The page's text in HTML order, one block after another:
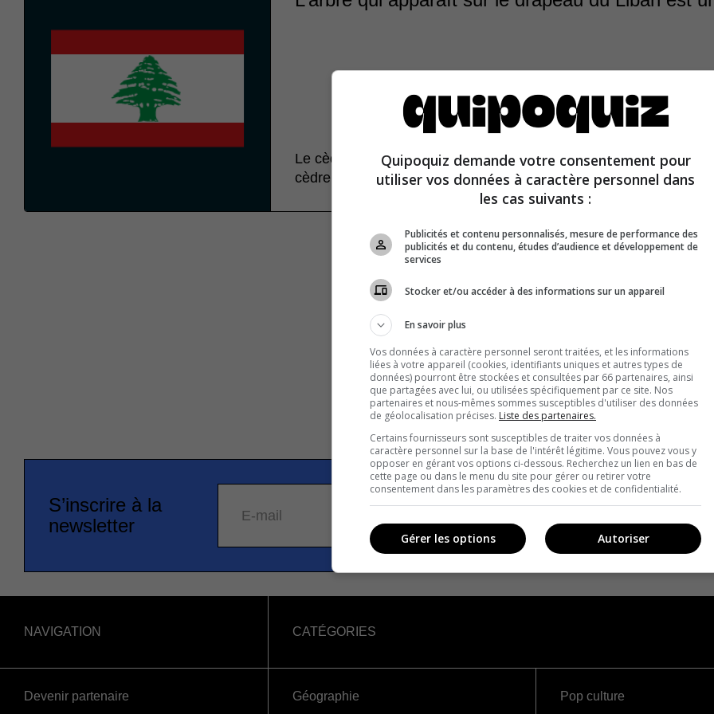
Le cèdre, l’arbre emblématique du Liban, apparaît au centre du
cèdre est un symbole de sainteté, d’éternité et de paix.
S’inscrire à la
newsletter
E-mail
NAVIGATION
Devenir partenaire
CATÉGORIES
Géographie
Pop culture
Quipoquiz demande votre consentement pour
utiliser vos données à caractère personnel dans
les cas suivants :
Publicités et contenu personnalisés, mesure de performance des
publicités et du contenu, études d’audience et développement de
services
Stocker et/ou accéder à des informations sur un appareil
En savoir plus
Vos données à caractère personnel seront traitées, et les informations
liées à votre appareil (cookies, identifiants uniques et autres types de
données) pourront être stockées et consultées par 66 partenaires, ainsi
que partagées avec lui, ou utilisées spécifiquement par ce site. Nos
partenaires et nous-mêmes sommes susceptibles d'utiliser des données
de géolocalisation précises. Liste des partenaires.
Certains fournisseurs sont susceptibles de traiter vos données à
caractère personnel sur la base de l'intérêt légitime. Vous pouvez vous y
opposer en gérant vos options ci-dessous. Recherchez un lien en bas de
cette page ou dans le menu du site pour gérer ou retirer votre
consentement dans les paramètres des cookies et de confidentialité.
Autoriser
Gérer les options